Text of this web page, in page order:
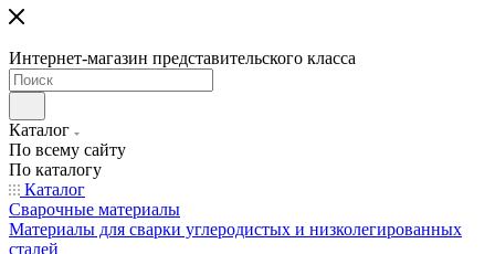
Интернет-магазин представительского класса
Каталог
По всему сайту
По каталогу
Каталог
Сварочные материалы
Материалы для сварки углеродистых и низколегированных
сталей